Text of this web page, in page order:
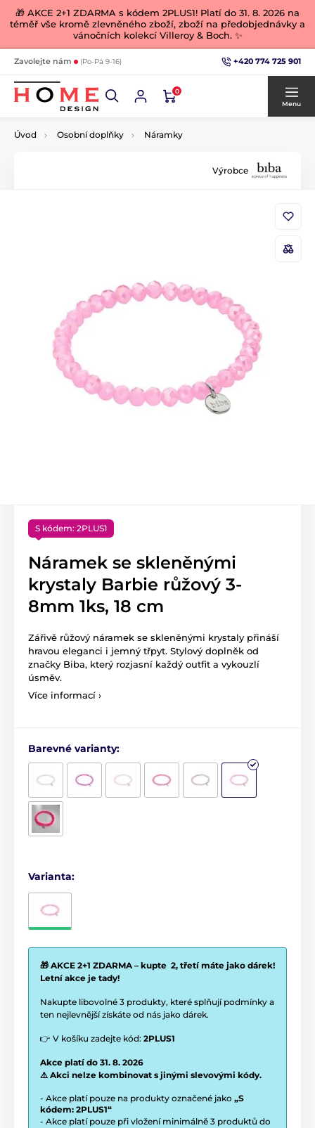
🎁 AKCE 2+1 ZDARMA s kódem 2PLUS1! Platí do 31. 8. 2026 na
téměř vše kromě zlevněného zboží, zboží na předobjednávky a
vánočních kolekcí Villeroy & Boch. ✨
Zavolejte nám (Po-Pá 9-16) +420 774 725 901
0
Menu
Úvod Osobní doplňky Náramky
Výrobce
S kódem: 2PLUS1
Náramek se skleněnými
krystaly Barbie růžový 3-
8mm 1ks, 18 cm
Zářivě růžový náramek se skleněnými krystaly přináší
hravou eleganci i jemný třpyt. Stylový doplněk od
značky Biba, který rozjasní každý outfit a vykouzlí
úsměv.
Více informací ›
Barevné varianty:
Varianta:
🎁 AKCE 2+1 ZDARMA – kupte 2, třetí máte jako dárek!
Letní akce je tady!
Nakupte libovolné 3 produkty, které splňují podmínky a
ten nejlevnější získáte od nás jako dárek.
👉 V košíku zadejte kód: 2PLUS1
Akce platí do 31. 8. 2026
⚠️ Akci nelze kombinovat s jinými slevovými kódy.
- Akce platí pouze na produkty označené jako „S
kódem: 2PLUS1“
- Akce platí pouze při vložení minimálně 3 produktů do